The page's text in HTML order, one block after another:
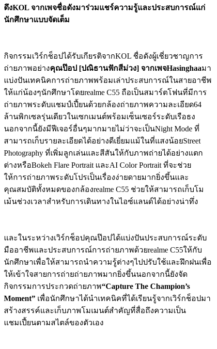
ดึงKOL จากเพจชื่อดังมาร่วมแชร์ความรู้และประสบการณ์แก่
นักศึกษาแบบจัดเต็ม
กิจกรรมเวิร์กช็อปได้รับเกียรติจากKOL ชื่อดังผู้เชี่ยวชาญการ
ถ่ายภาพอย่างคุณป๊อป [ปณิธานฟักสีม่วง] จากเพจHasinghaaมา
แบ่งปันเทคนิคการถ่ายภาพพร้อมเล่าประสบการณ์ในสายอาชีพ
ให้แก่น้องๆนักศึกษาโดยrealme C55 ถือเป็นสมาร์ตโฟนที่มีการ
ถ่ายภาพระดับแชมป์เปี้ยนด้วยกล้องถ่ายภาพความละเอียด64
ล้านพิกเซลรุ่นเดียวในเซกเมนต์พร้อมเซ็นเซอร์ระดับเรือธง
นอกจากนี้ยังมีฟีเจอร์อื่นๆมากมายไม่ว่าจะเป็นNight Mode ที่
สามารถเก็บรายละเอียดได้อย่างดีเยี่ยมแม้ในที่แสงน้อยStreet
Photography ที่เพิ่มลูกเล่นและสีสันให้กับภาพถ่ายได้อย่างแตก
ต่างหรือBokeh Flare Portrait และAI Color Portrait ที่จะช่วย
ให้การถ่ายภาพระดับโปรเป็นเรื่องง่ายดายมากยิ่งขึ้นและ
คุณสมบัติทั้งหมดของกล้องrealme C55 ช่วยให้สามารถเก็บโม
เม้นช่วงเวลาสำหรับการเดินทางในไอซ์แลนด์ได้อย่างน่าทึ่ง
และในระหว่างเวิร์กช็อปคุณป๊อปได้แบ่งปันประสบการณ์ระดับ
มืออาชีพและประสบการณ์การถ่ายภาพด้วยrealme C55ให้กับ
นักศึกษาเพื่อให้สามารถนำความรู้ต่างๆไปปรับใช้และฝึกฝนเพื่อ
ให้เข้าใจสายการถ่ายถ่ายภาพมากยิ่งขึ้นนอกจากนี้ยังจัด
กิจกรรมการประกวดถ่ายภาพ“Capture The Champion’s
Moment” เพื่อนักศึกษาได้นำเทคนิคที่ได้เรียนรู้จากเวิร์กช็อปมา
สร้างสรรค์และเก็บภาพโมเมนต์สำคัญที่สื่อถึงความเป็น
แชมเปี้ยนตามสไตล์ของตัวเอง